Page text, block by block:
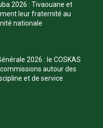
2026 : Tivaouane et
leur fraternité au
nationale
2026 : le COSKAS
autour des
et de service